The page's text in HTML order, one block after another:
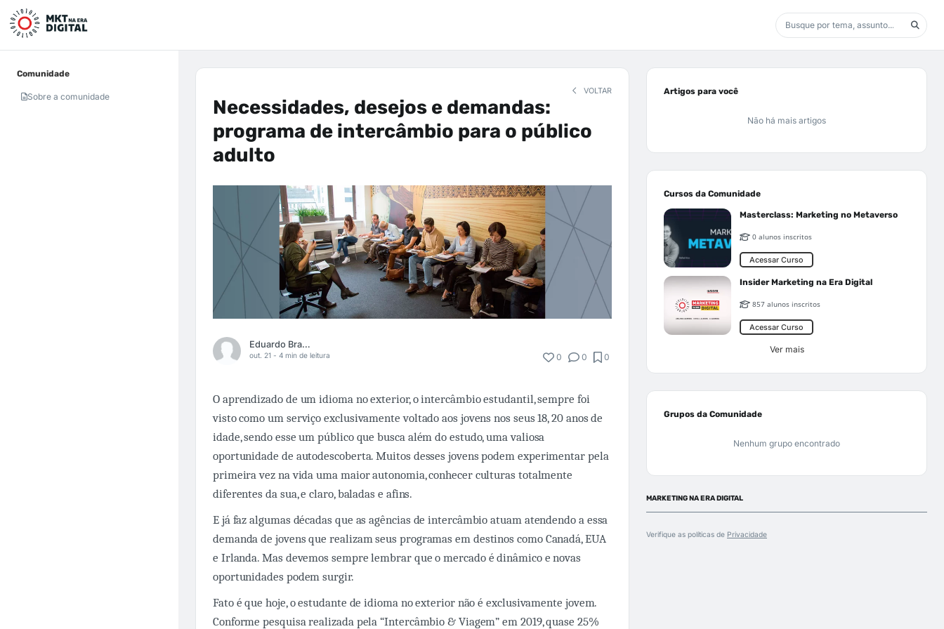
Comunidade
Sobre a comunidade
VOLTAR
Necessidades, desejos e demandas:
programa de intercâmbio para o público
adulto
Eduardo Brandão Ionta
out. 21 - 4 min de leitura 0 0 0
O aprendizado de um idioma no exterior, o intercâmbio estudantil, sempre foi
visto como um serviço exclusivamente voltado aos jovens nos seus 18, 20 anos de
idade, sendo esse um público que busca além do estudo, uma valiosa
oportunidade de autodescoberta. Muitos desses jovens podem experimentar pela
primeira vez na vida uma maior autonomia, conhecer culturas totalmente
diferentes da sua, e claro, baladas e afins.
E já faz algumas décadas que as agências de intercâmbio atuam atendendo a essa
demanda de jovens que realizam seus programas em destinos como Canadá, EUA
e Irlanda. Mas devemos sempre lembrar que o mercado é dinâmico e novas
oportunidades podem surgir.
Fato é que hoje, o estudante de idioma no exterior não é exclusivamente jovem.
Conforme pesquisa realizada pela “Intercâmbio & Viagem” em 2019, quase 25%
Artigos para você
Não há mais artigos
Cursos da Comunidade
Masterclass: Marketing no Metaverso
0 alunos inscritos
Acessar Curso
Insider Marketing na Era Digital
857 alunos inscritos
Acessar Curso
Ver mais
Grupos da Comunidade
Nenhum grupo encontrado
MARKETING NA ERA DIGITAL
Verifique as políticas de Privacidade